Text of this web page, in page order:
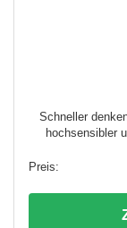
Schneller
hochsensibler